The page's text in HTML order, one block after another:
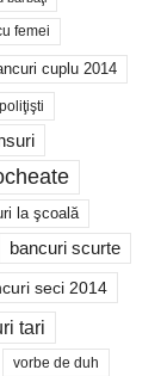
femei
cuplu 2014
la şcoală
bancuri scurte
seci 2014
tari
vorbe de duh